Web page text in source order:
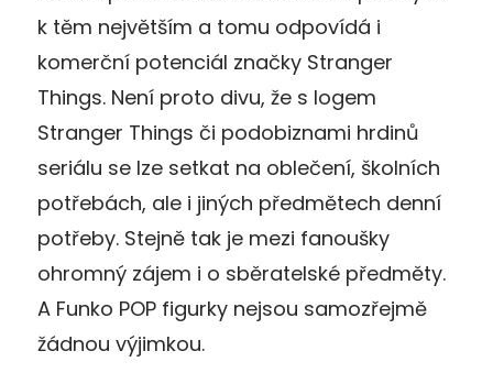
k těm největším a tomu odpovídá i
komerční potenciál značky Stranger
Things. Není proto divu, že s logem
Stranger Things či podobiznami hrdinů
seriálu se lze setkat na oblečení, školních
potřebách, ale i jiných předmětech denní
potřeby. Stejně tak je mezi fanoušky
ohromný zájem i o sběratelské předměty.
A Funko POP figurky nejsou samozřejmě
žádnou výjimkou.